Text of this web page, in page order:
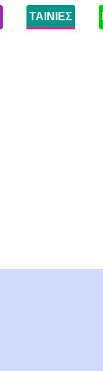
ΤΑΙΝΙΕΣ